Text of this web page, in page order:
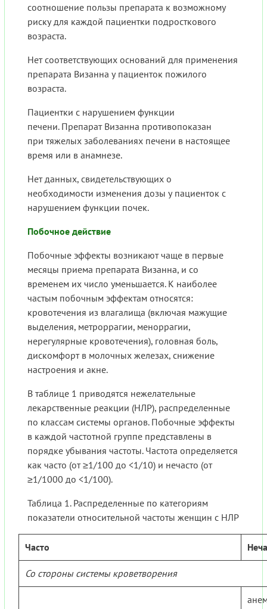
соотношение пользы препарата к возможному
риску для каждой пациентки подросткового
возраста.
Нет соответствующих оснований для применения
препарата Визанна у пациенток пожилого
возраста.
Пациентки с нарушением функции
печени. Препарат Визанна противопоказан
при тяжелых заболеваниях печени в настоящее
время или в анамнезе.
Нет данных, свидетельствующих о
необходимости изменения дозы у пациенток с
нарушением функции почек.
Побочное действие
Побочные эффекты возникают чаще в первые
месяцы приема препарата Визанна, и со
временем их число уменьшается. К наиболее
частым побочным эффектам относятся:
кровотечения из влагалища (включая мажущие
выделения, метроррагии, меноррагии,
нерегулярные кровотечения), головная боль,
дискомфорт в молочных железах, снижение
настроения и акне.
В таблице 1 приводятся нежелательные
лекарственные реакции (НЛР), распределенные
по классам системы органов. Побочные эффекты
в каждой частотной группе представлены в
порядке убывания частоты. Частота определяется
как часто (от ≥1/100 до <1/10) и нечасто (от
≥1/1000 до <1/100).
Таблица 1. Распределенные по категориям
показатели относительной частоты женщин с НЛР
Часто
Со стороны системы кроветворения